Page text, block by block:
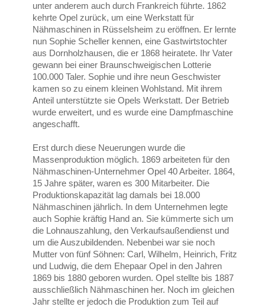
unter anderem auch durch Frankreich führte. 1862
kehrte Opel zurück, um eine Werkstatt für
Nähmaschinen in Rüsselsheim zu eröffnen. Er lernte
nun Sophie Scheller kennen, eine Gastwirtstochter
aus Dornholzhausen, die er 1868 heiratete. Ihr Vater
gewann bei einer Braunschweigischen Lotterie
100.000 Taler. Sophie und ihre neun Geschwister
kamen so zu einem kleinen Wohlstand. Mit ihrem
Anteil unterstützte sie Opels Werkstatt. Der Betrieb
wurde erweitert, und es wurde eine Dampfmaschine
angeschafft.
Erst durch diese Neuerungen wurde die
Massenproduktion möglich. 1869 arbeiteten für den
Nähmaschinen-Unternehmer Opel 40 Arbeiter. 1864,
15 Jahre später, waren es 300 Mitarbeiter. Die
Produktionskapazität lag damals bei 18.000
Nähmaschinen jährlich. In dem Unternehmen legte
auch Sophie kräftig Hand an. Sie kümmerte sich um
die Lohnauszahlung, den Verkaufsaußendienst und
um die Auszubildenden. Nebenbei war sie noch
Mutter von fünf Söhnen: Carl, Wilhelm, Heinrich, Fritz
und Ludwig, die dem Ehepaar Opel in den Jahren
1869 bis 1880 geboren wurden. Opel stellte bis 1887
ausschließlich Nähmaschinen her. Noch im gleichen
Jahr stellte er jedoch die Produktion zum Teil auf